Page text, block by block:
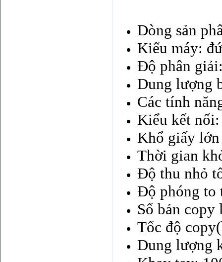
Dòng sản
Kiểu máy:
Độ phân
Dung lượng
Các tính
Kiểu kết nối:
Khổ giấy
Thời gian
Độ thu nhỏ
Độ phóng to
Số bản
Tốc độ
Dung lượng